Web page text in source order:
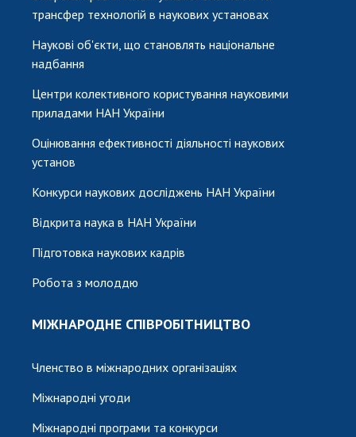
трансфер технологій в наукових установах
Наукові об'єкти, що становлять національне
надбання
Центри колективного користування науковими
приладами НАН України
Оцінювання ефективності діяльності наукових
установ
Конкурси наукових досліджень НАН України
Відкрита наука в НАН України
Підготовка наукових кадрів
Робота з молоддю
МІЖНАРОДНЕ СПІВРОБІТНИЦТВО
Членство в міжнародних організаціях
Міжнародні угоди
Міжнародні програми та конкурси